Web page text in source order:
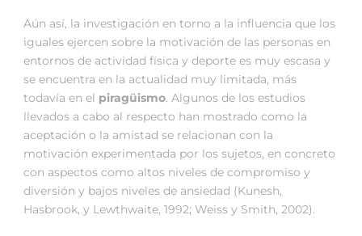
Aún así, la investigación en torno a la influencia que los
iguales ejercen sobre la motivación de las personas en
entornos de actividad física y deporte es muy escasa y
se encuentra en la actualidad muy limitada, más
todavía en el piragüismo. Algunos de los estudios
llevados a cabo al respecto han mostrado como la
aceptación o la amistad se relacionan con la
motivación experimentada por los sujetos, en concreto
con aspectos como altos niveles de compromiso y
diversión y bajos niveles de ansiedad (Kunesh,
Hasbrook, y Lewthwaite, 1992; Weiss y Smith, 2002).